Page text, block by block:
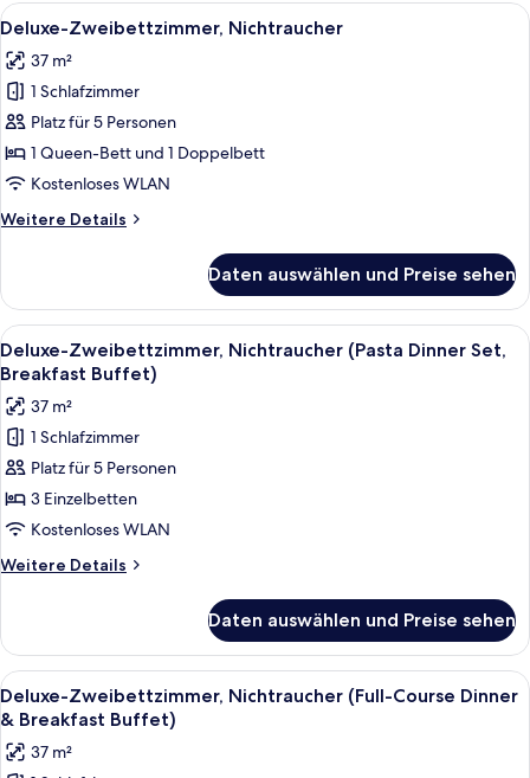
Alle
Fotos
für
Deluxe-
Zweibettzimmer,
Nichtraucher
anzeigen
Ein Hotelzimmer mit einem großen
7
Deluxe-Zweibettzimmer, Nichtraucher
37 m²
1 Schlafzimmer
Platz für 5 Personen
1 Queen-Bett und 1 Doppelbett
Kostenloses WLAN
Weitere Details
Weitere
Zweibettzimmer,
Nichtraucher
Daten auswählen und Preise sehen
Alle
Fotos
für
Deluxe-
Zweibettzimmer,
Nichtraucher
(Pasta
Dinner
Set,
Breakfast
anzeigen
Ein Hotelzimmer mit einem großen
5
Deluxe-Zweibettzimmer, Nichtraucher (Pasta Dinner Set,
Breakfast Buffet)
37 m²
1 Schlafzimmer
Platz für 5 Personen
3 Einzelbetten
Kostenloses WLAN
Weitere Details
Weitere
Zweibettzimmer,
Nichtraucher
(Pasta
Dinner
Breakfast
Daten auswählen und Preise sehen
Alle
Fotos
für
Deluxe-
Ein Hotelzimmer mit einem großen
6
Deluxe-Zweibettzimmer, Nichtraucher (Full-Course Dinner
& Breakfast Buffet)
37 m²